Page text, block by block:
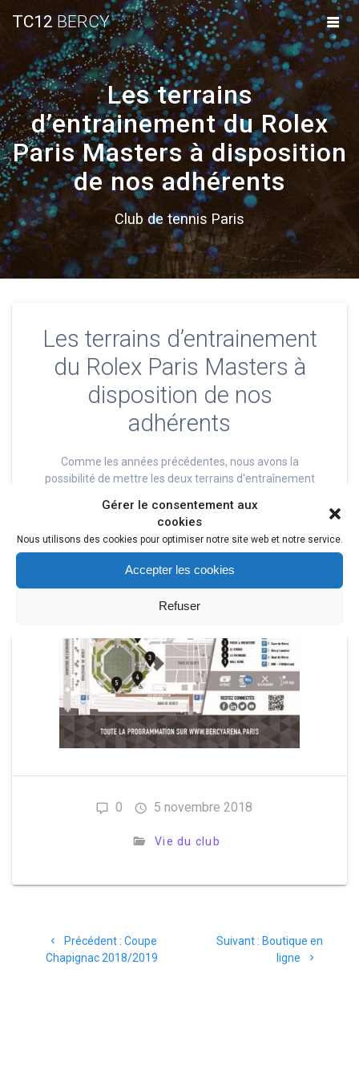
Gérer le consentement aux
cookies
Nous utilisons des cookies pour optimiser notre site web et notre service.
Accepter les cookies
Refuser
Skip
to
content
TC12BERCY
Les terrains
d’entrainement du Rolex
Paris Masters à disposition
de nos adhérents
Club de tennis Paris
Les terrains d’entrainement
du Rolex Paris Masters à
disposition de nos
adhérents
Comme les années précédentes, nous avons la
possibilité de mettre les deux terrains d'entraînement
de nos adhérents. Rendez-vous sur lapage de
, rubrique "Paris Bercy". L'accès aux courts se
fait par l'entrée Studio, côté parc (entrée 3 sur le plan ci-
dessous)
0 5 novembre 2018
Vie du club
Précédent : Article
précédent
Coupe
Chapignac 2018/2019
Suivant : Article
suivant
Boutique en
ligne